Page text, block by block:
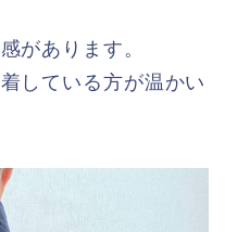
があります。
している方が温かい